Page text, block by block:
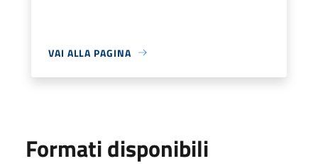
VAI ALLA PAGINA
Formati disponibili